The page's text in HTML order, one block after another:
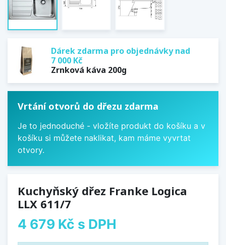
Dárek zdarma pro objednávky nad
7 000 Kč
Zrnková káva 200g
Vrtání otvorů do dřezu zdarma
Je to jednoduché - vložíte produkt do košíku a v
košíku si můžete naklikat, kam máme vyvrtat
otvory.
Kuchyňský dřez Franke Logica
LLX 611/7
4 679 Kč s DPH